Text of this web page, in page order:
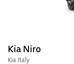
Kia Niro
Kia Italy